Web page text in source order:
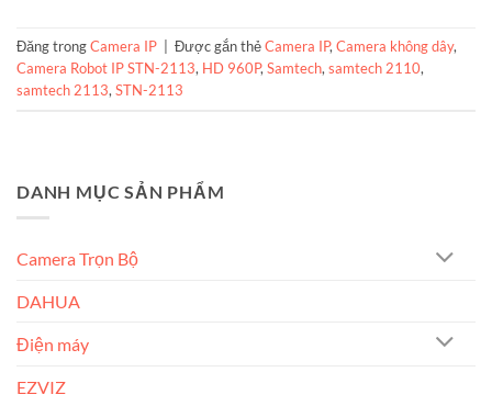
Đăng trongCamera IP Được gắn thẻCamera IP, Camera không dây,
Camera Robot IP STN-2113, HD 960P, Samtech, samtech 2110,
samtech 2113, STN-2113
DANH MỤC SẢN PHẨM
Camera Trọn Bộ
DAHUA
Điện máy
EZVIZ